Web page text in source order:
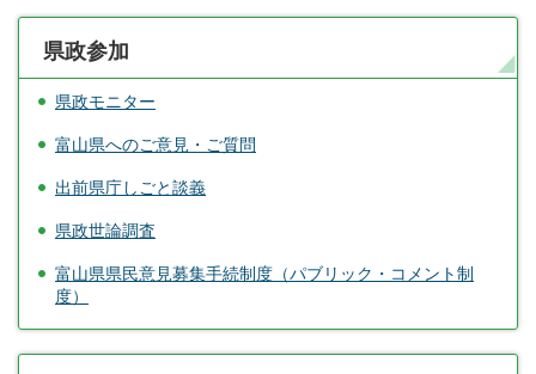
県政参加
県政モニター
富山県へのご意見・ご質問
出前県庁しごと談義
県政世論調査
富山県県民意見募集手続制度（パブリック・コメント制
度）